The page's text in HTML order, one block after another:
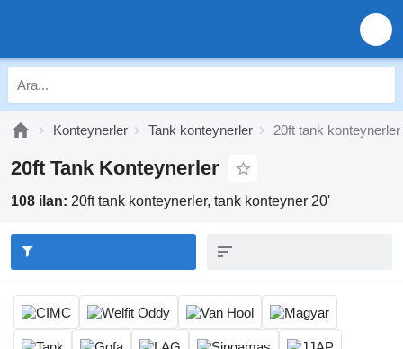
Konteynerler Tank konteynerler 20ft tank konteynerler
20ft Tank Konteynerler
108 ilan: 20ft tank konteynerler, tank konteyner 20'